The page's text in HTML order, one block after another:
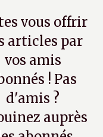
vous offrir
articles par
vos amis
! Pas
d'amis ?
auprès